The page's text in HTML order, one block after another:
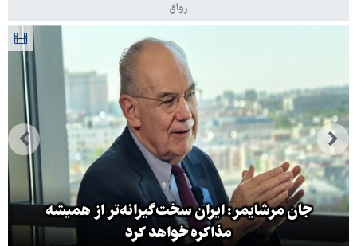
رواق
جان مرشایمر: ایران سخت‌گیرانه‌تر از همیشه
مذاکره خواهد کرد